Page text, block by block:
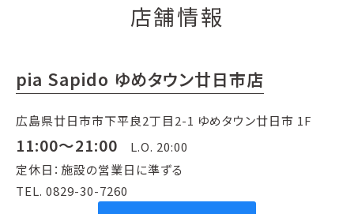
店舗情報
pia Sapido ゆめタウン廿日市店
広島県廿日市市下平良2丁目2-1 ゆめタウン廿日市 1F
11:00～21:00 L.O. 20:00
定休日：施設の営業日に準ずる
TEL. 0829-30-7260